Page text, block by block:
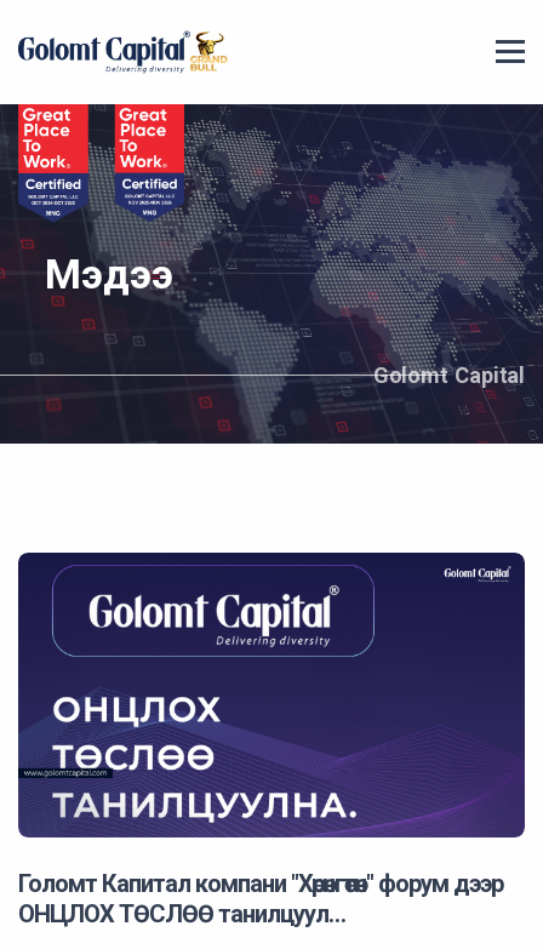
Golomt Capital
Мэдээ
Голомт Капитал компани "Хөрөнгөтөн" форум дээр
ОНЦЛОХ ТӨСЛӨӨ танилцуул…